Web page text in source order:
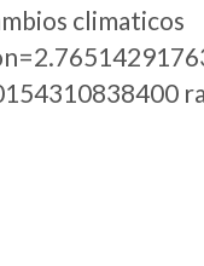
climaticos